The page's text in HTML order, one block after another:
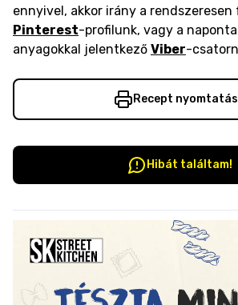
ennyivel, akkor irány a rendszeresen
Pinterest-profilunk, vagy a
anyagokkal jelentkező Viber-
Recept
Hibát találtam!